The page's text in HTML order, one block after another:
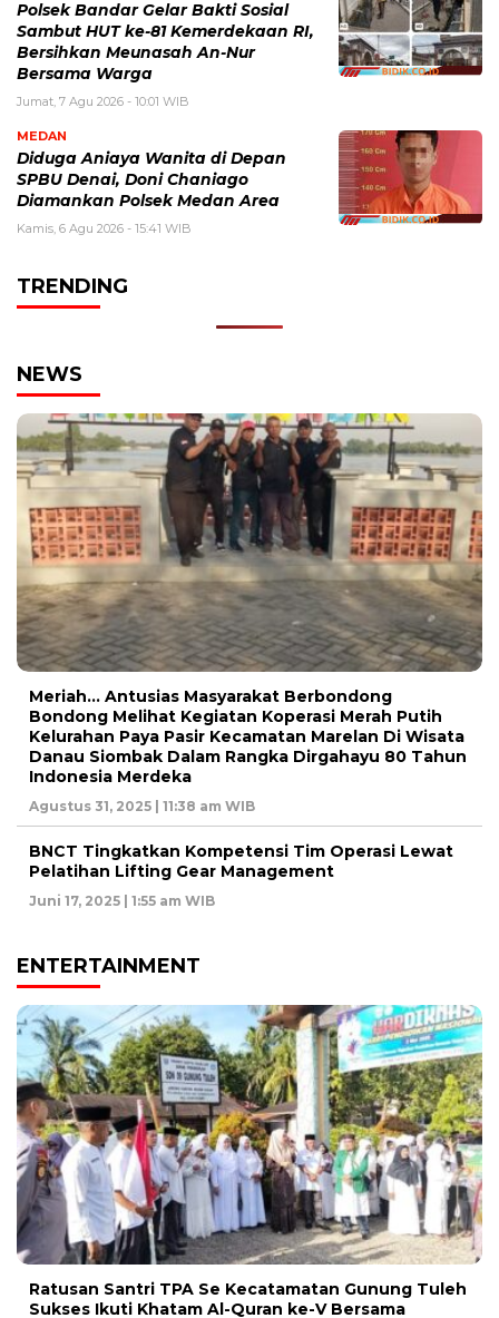
Polsek Bandar Gelar Bakti Sosial
Sambut HUT ke-81 Kemerdekaan RI,
Bersihkan Meunasah An-Nur
Bersama Warga
Jumat, 7 Agu 2026 - 10:01 WIB
MEDAN
Diduga Aniaya Wanita di Depan
SPBU Denai, Doni Chaniago
Diamankan Polsek Medan Area
Kamis, 6 Agu 2026 - 15:41 WIB
TRENDING
NEWS
Meriah… Antusias Masyarakat Berbondong
Bondong Melihat Kegiatan Koperasi Merah Putih
Kelurahan Paya Pasir Kecamatan Marelan Di Wisata
Danau Siombak Dalam Rangka Dirgahayu 80 Tahun
Indonesia Merdeka
Agustus 31, 2025 | 11:38 am WIB
BNCT Tingkatkan Kompetensi Tim Operasi Lewat
Pelatihan Lifting Gear Management
Juni 17, 2025 | 1:55 am WIB
ENTERTAINMENT
Ratusan Santri TPA Se Kecatamatan Gunung Tuleh
Sukses Ikuti Khatam Al-Quran ke-V Bersama